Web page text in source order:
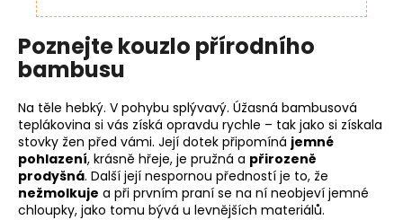
Poznejte kouzlo přírodního
bambusu
Na těle hebký. V pohybu splývavý. Úžasná bambusová
teplákovina si vás získá opravdu rychle – tak jako si získala
stovky žen před vámi. Její dotek připomíná jemné
pohlazení, krásně hřeje, je pružná a přirozeně
prodyšná. Další její nespornou předností je to, že
nežmolkuje a při prvním praní se na ní neobjeví jemné
chloupky, jako tomu bývá u levnějších materiálů.